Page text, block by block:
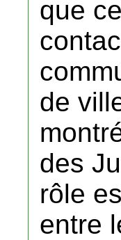
que
de
des
rôle
entre